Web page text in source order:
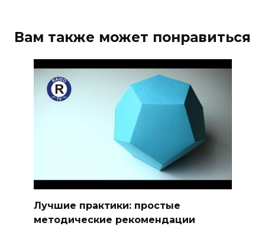
Вам также может понравиться
Лучшие практики: простые
методические рекомендации